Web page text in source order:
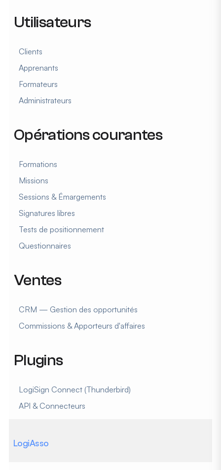
Utilisateurs
Clients
Apprenants
Formateurs
Administrateurs
Opérations courantes
Formations
Missions
Sessions & Émargements
Signatures libres
Tests de positionnement
Questionnaires
Ventes
CRM — Gestion des opportunités
Commissions & Apporteurs d'affaires
Plugins
LogiSign Connect (Thunderbird)
API & Connecteurs
LogiAsso